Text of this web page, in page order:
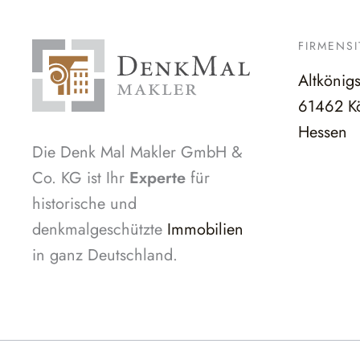
Die Denk Mal Makler GmbH &
Co. KG ist Ihr Experte für
historische und
denkmalgeschützte Immobilien
in ganz Deutschland.
61462
Hessen